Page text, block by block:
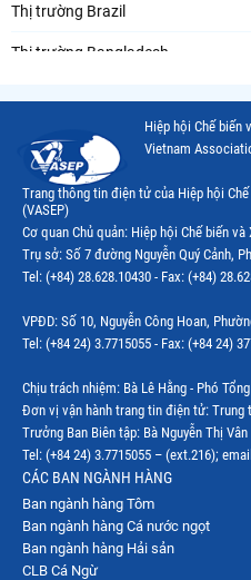
Thị trường Brazil
Thị trường Bangladesh
Thị trường Canada
Thị trường Ecuador
Thị trường EU
Thị trường Indonesia
Thị trường Mỹ
Thị trường Nga
Thị trường Hàn Quốc
Thị trường Nhật Bản
Thị trường Thái Lan
Thị trường Trung Quốc
Hiệp hội Chế biến
Vietnam
Trang thông tin điện tử của Hiệp hội
(VASEP)
Cơ quan Chủ quản: Hiệp hội Chế biến
Trụ sở: Số 7 đường Nguyễn Quý Cảnh,
Tel: (+84) 28.628.10430 - Fax: (+84)
VPĐD: Số 10, Nguyễn Công Hoan,
Tel: (+84 24) 3.7715055 - Fax: (+84 24)
Chịu trách nhiệm: Bà Lê Hằng - Phó
Đơn vị vận hành trang tin điện tử: Trung
Trưởng Ban Biên tập: Bà Nguyễn Thị Vân
Tel: (+84 24) 3.7715055 – (ext.216);
CÁC BAN NGÀNH HÀNG
Ban ngành hàng Tôm
Ban ngành hàng Cá nước ngọt
Ban ngành hàng Hải sản
CLB Cá Ngừ